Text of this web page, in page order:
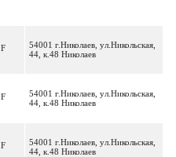
54001 г.Николаев, ул.Никольская,
44, к.48 Николаев
54001 г.Николаев, ул.Никольская,
44, к.48 Николаев
54001 г.Николаев, ул.Никольская,
44, к.48 Николаев